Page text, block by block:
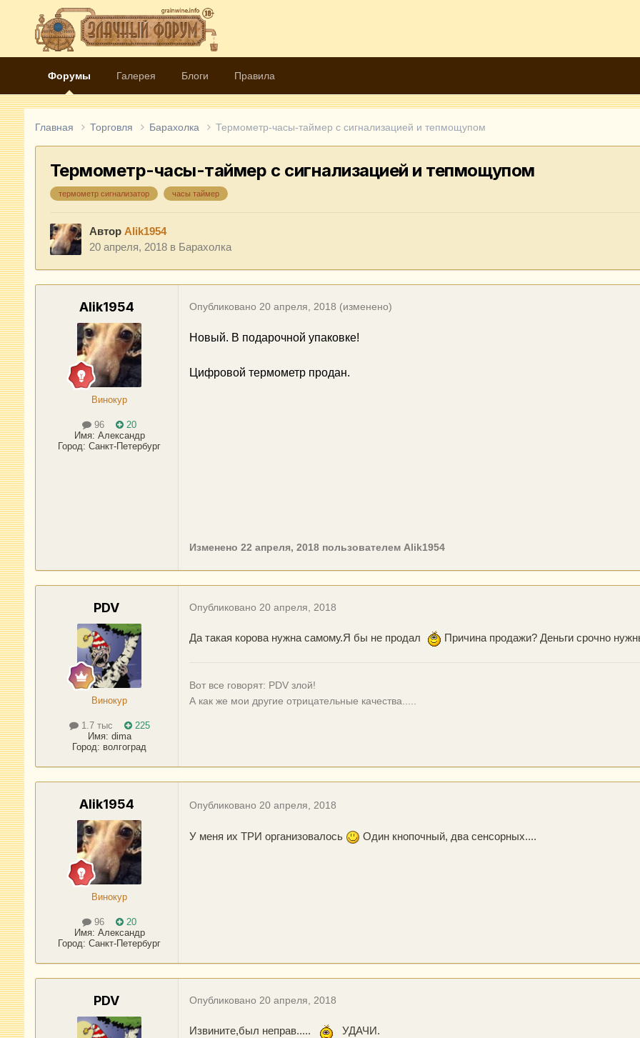
Форумы Галерея Блоги Правила
Главная Торговля Барахолка Термометр-часы-таймер с сигнализацией и тепмощупом
Термометр-часы-таймер с сигнализацией и тепмощупом
термометр сигнализатор часы таймер
Автор Alik1954
20 апреля, 2018в Барахолка
Alik1954
Винокур
96
20
Имя: Александр
Город:Санкт-Петербург
Опубликовано 20 апреля, 2018 (изменено)
Новый. В подарочной упаковке!
Цифровой термометр продан.
Изменено 22 апреля, 2018пользователем Alik1954
PDV
Винокур
1.7 тыс
225
Имя: dima
Город: волгоград
Опубликовано 20 апреля, 2018
Да такая корова нужна самому.Я бы не продал Причина продажи? Деньги срочно
Вот все говорят: PDV злой!
А как же мои другие отрицательные качества.....
Alik1954
Винокур
96
20
Имя: Александр
Город:Санкт-Петербург
Опубликовано 20 апреля, 2018
У меня их ТРИ организовалось Один кнопочный, два сенсорных....
PDV Опубликовано 20 апреля, 2018
Извините,был неправ..... УДАЧИ.